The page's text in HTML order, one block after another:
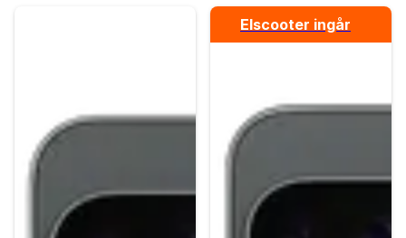
Elscooter ingår